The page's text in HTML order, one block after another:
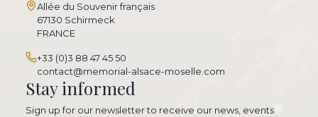
Allée du Souvenir français
67130 Schirmeck
FRANCE
+33 (0)3 88 47 45 50
contact@memorial-alsace-moselle.com
Stay informed
Sign up for our newsletter to receive our news, events